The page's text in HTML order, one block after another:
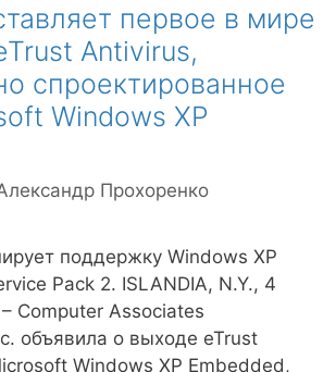
первое в мире
Antivirus,
спроектированное
Windows XP
Прохоренко
поддержку Windows XP
Pack 2. ISLANDIA, N.Y., 4
Computer Associates
объявила о выходе eTrust
Windows XP Embedded,